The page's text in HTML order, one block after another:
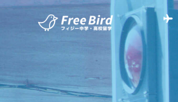
フィ
フィ
フィ